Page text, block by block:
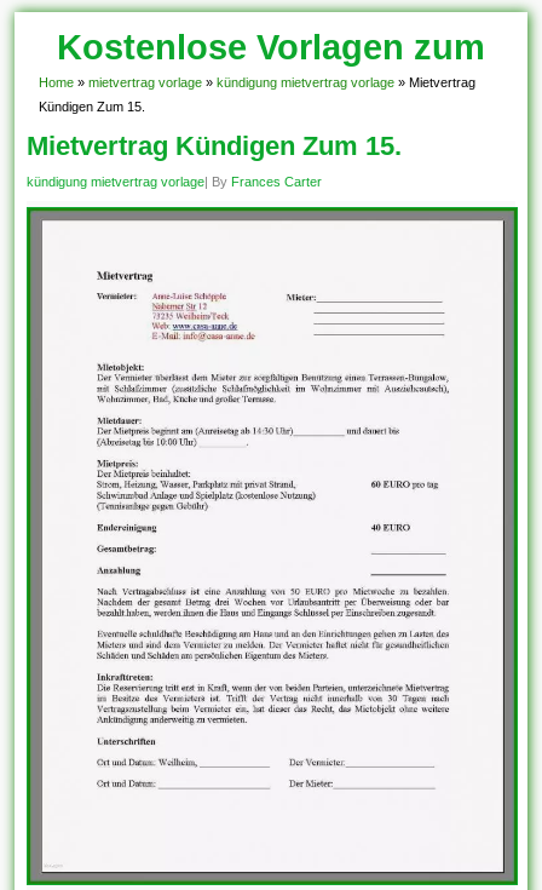
Kostenlose Vorlagen zum
Download!
Home » mietvertrag vorlage » kündigung mietvertrag vorlage » Mietvertrag
Kündigen Zum 15.
Mietvertrag Kündigen Zum 15.
kündigung mietvertrag vorlage| By Frances Carter